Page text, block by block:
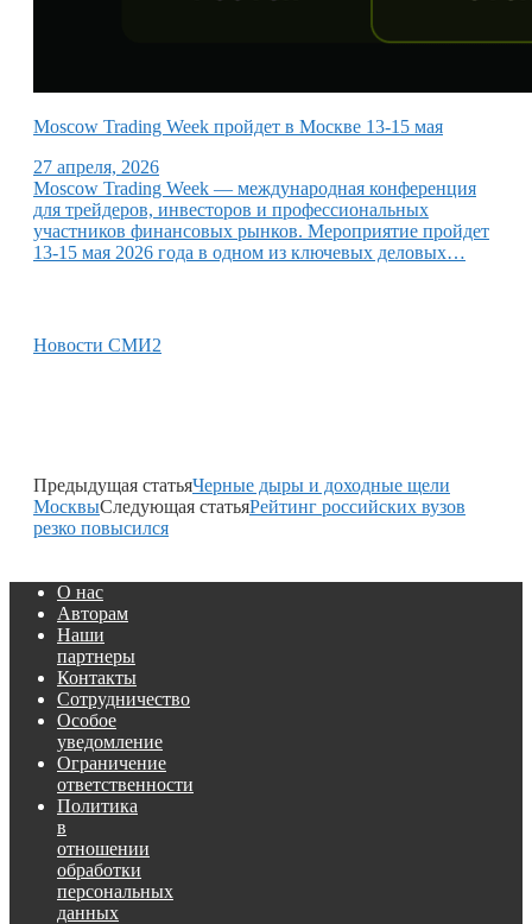
Moscow Trading Week пройдет в Москве 13-15 мая
27 апреля, 2026
Moscow Trading Week — международная конференция
для трейдеров, инвесторов и профессиональных
участников финансовых рынков. Мероприятие пройдет
13-15 мая 2026 года в одном из ключевых деловых…
Новости СМИ2
Предыдущая статьяЧерные дыры и доходные щели
МосквыСледующая статьяРейтинг российских вузов
резко повысился
О нас
Авторам
Наши
партнеры
Контакты
Сотрудничество
Особое
уведомление
Ограничение
ответственности
Политика
в
отношении
обработки
персональных
данных